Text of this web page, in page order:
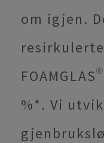
om igjen.
%*. Vi